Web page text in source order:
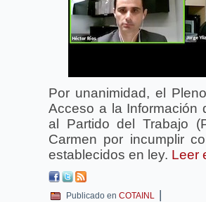
Por unanimidad, el
Acceso a la Información
al Partido del Trabajo
Carmen por incumplir
establecidos en ley. Leer
Publicado en COTAINL |